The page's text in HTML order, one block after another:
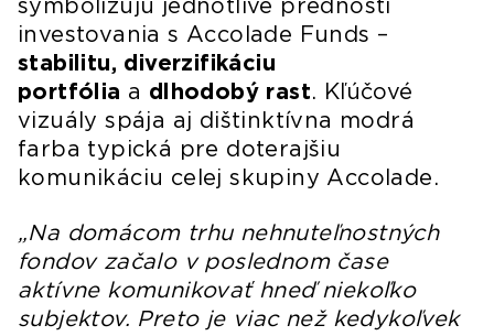
symbolizujú jednotlivé prednosti
investovania s Accolade Funds –
stabilitu, diverzifikáciu
portfólia a dlhodobý rast. Kľúčové
vizuály spája aj dištinktívna modrá
farba typická pre doterajšiu
komunikáciu celej skupiny Accolade.
„Na domácom trhu nehnuteľnostných
fondov začalo v poslednom čase
aktívne komunikovať hneď niekoľko
subjektov. Preto je viac než kedykoľvek